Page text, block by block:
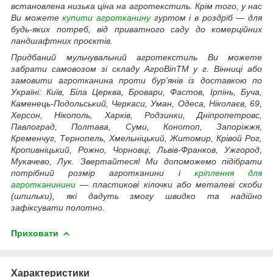
встановлена низька ціна на агротекстиль. Крім того, у нас
Ви можетекупити агротканинугуртом і в роздріб — для
будь-яких потреб, від приватного саду до комерційних
ландшафтних проєктів.
Придбаний мульчувальний агротекстиль Ви можете
забрати самовозом зі складу АгроВinTM у г. Вінниці або
замовити агротканина проти бур'янів із доставкою по
Україні: Київ, Біла Церква, Бровари, Фастов, Ірпінь, Буча,
Каменець-Подольський, Черкаси, Уман, Одеса, Ніколаєв, 69,
Херсон, Нікополь, Харків, Родзинки, Дніпропетровс,
Павлоград, Полтава, Суми, Конотоп, Запоріжжя,
Кременчуг, Тернопель, Хмельніцький, Житомир, Крівой Рог,
Кропивніцький, Рожно, Чорновці, Львів-Франков, Ужгород,
Мукачево, Лук. Звертайтеся! Ми допоможемо підібрати
потрібний розмір агротканини і кріплення для
агротканинини — пластикові кілочки або металеві скоби
(шпильки), які дадуть змогу швидко та надійно
зафіксувати полотно.
Приховати
Характеристики